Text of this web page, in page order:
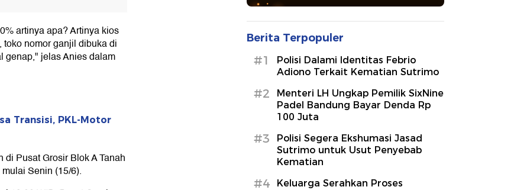
artinya apa? Artinya kios
nomor ganjil dibuka di
genap," jelas Anies dalam
Transisi, PKL-Motor
Pusat Grosir Blok A Tanah
Senin (15/6).
Berita Terpopuler
#1
Polisi Dalami Identitas Febrio
Adiono Terkait Kematian Sutrimo
#2
Menteri LH Ungkap Pemilik SixNine
Padel Bandung Bayar Denda Rp
100 Juta
#3
Polisi Segera Ekshumasi Jasad
Sutrimo untuk Usut Penyebab
Kematian
#4
Keluarga Serahkan Proses